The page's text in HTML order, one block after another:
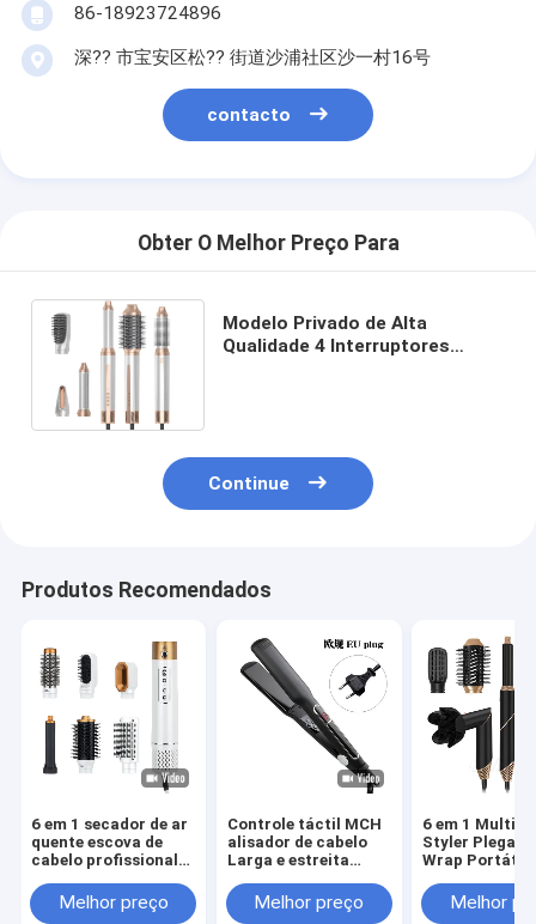
86-18923724896
深?? 市宝安区松?? 街道沙浦社区沙一村16号
contacto
Obter O Melhor Preço Para
Modelo Privado de Alta
Qualidade 4 Interruptores
Continue
Produtos Recomendados
6 em 1 secador de ar
quente escova de
cabelo profissional
escova de cabelo de
alta velocidade
Melhor preço
Controle táctil MCH
alisador de cabelo
Larga e estreita
Melhor preço
6 em 1 Multi
Styler
Wrap Portátil
Viagem Hot
Brush Comb
Melhor